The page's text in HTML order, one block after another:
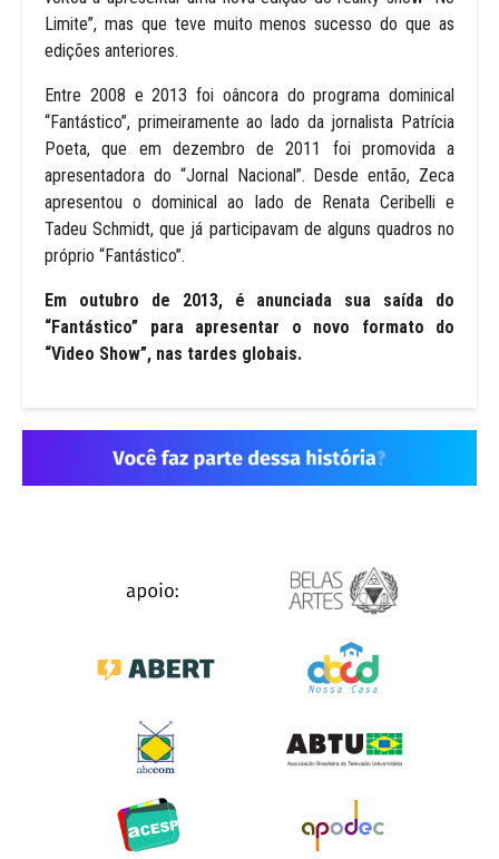
Limite”, mas que teve muito menos sucesso do que as
edições anteriores.
Entre 2008 e 2013 foi oâncora do programa dominical
“Fantástico”, primeiramente ao lado da jornalista Patrícia
Poeta, que em dezembro de 2011 foi promovida a
apresentadora do “Jornal Nacional”. Desde então, Zeca
apresentou o dominical ao lado de Renata Ceribelli e
Tadeu Schmidt, que já participavam de alguns quadros no
próprio “Fantástico”.
Em outubro de 2013, é anunciada sua saída do
“Fantástico” para apresentar o novo formato do
“Vìdeo Show”, nas tardes globais.